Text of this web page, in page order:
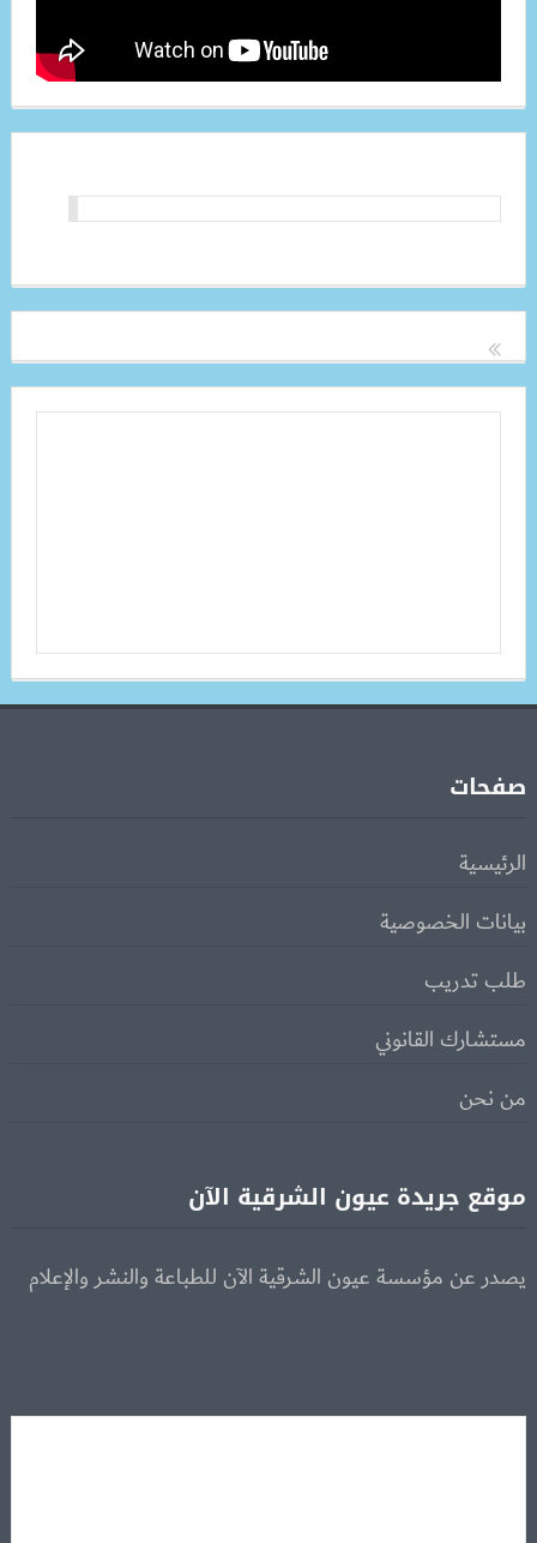
صفحات
الرئيسية
بيانات الخصوصية
طلب تدريب
مستشارك القانوني
من نحن
موقع جريدة عيون الشرقية الآن
يصدر عن مؤسسة عيون الشرقية الآن للطباعة والنشر والإعلام